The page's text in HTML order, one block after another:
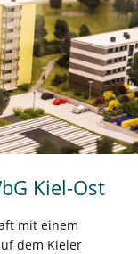
Kiel-Ost
mit einem
dem Kieler